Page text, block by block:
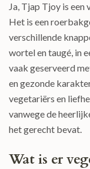
Ja, Tjap Tjoy is een
Het is een
verschillende
wortel en taugé, in
vaak geserveerd
en gezonde
vegetariërs en
vanwege de
het gerecht bevat.
Wat is er